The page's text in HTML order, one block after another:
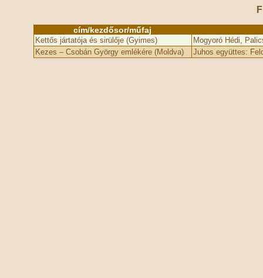
cím/kezdősor/műfaj
Kettős jártatója és sirülője (Gyimes)
Mogyoró Hédi,
Kezes – Csobán György emlékére (Moldva)
Juhos együttes: